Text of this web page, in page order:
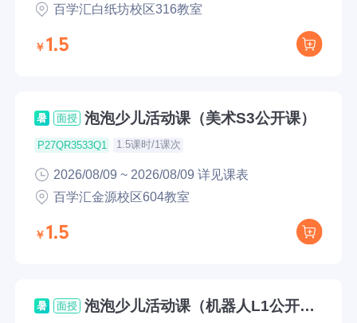
百学汇白纸坊校区316教室
1.5
暑 面授 泡泡少儿活动课（美术S3公开课）
P27QR3533Q1 1.5课时/1课次
2026/08/09 ~ 2026/08/09 详见课表
百学汇金源校区604教室
1.5
暑 面授
泡泡少儿活动课（机器人L1公开